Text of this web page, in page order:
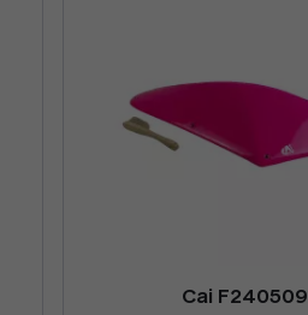
Cai F240509